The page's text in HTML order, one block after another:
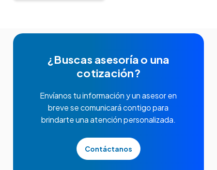
¿Buscas asesoría o una
cotización?
Envíanos tu información y un asesor en
breve se comunicará contigo para
brindarte una atención personalizada.
Contáctanos